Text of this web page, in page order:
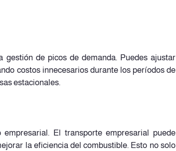
de picos de demanda. Puedes ajustar
costos innecesarios durante los períodos de
estacionales.
El transporte empresarial puede
la eficiencia del combustible. Esto no solo